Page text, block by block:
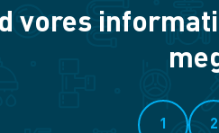
vores
1 2